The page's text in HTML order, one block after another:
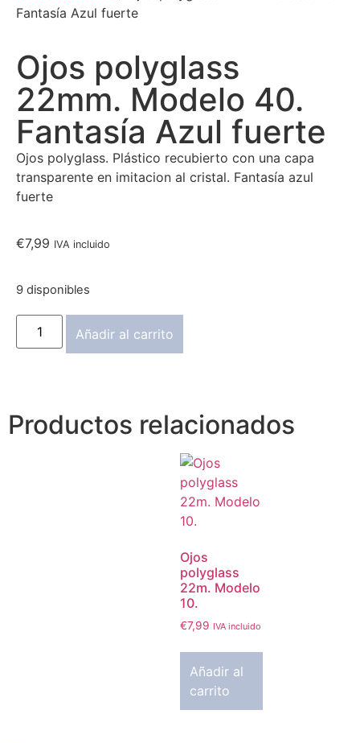
Fantasía Azul fuerte
Ojos polyglass
22mm. Modelo 40.
Fantasía Azul fuerte
Ojos polyglass. Plástico recubierto con una capa
transparente en imitacion al cristal. Fantasía azul
fuerte
€7,99 IVA incluido
9 disponibles
Añadir al carrito
Productos relacionados
Ojos
polyglass
22m. Modelo
10.
€7,99 IVA incluido
Añadir al
carrito